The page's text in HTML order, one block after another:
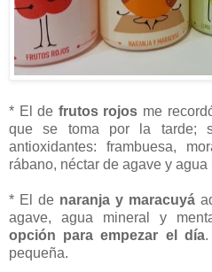
* El de frutos rojos me
que se toma por la tarde;
antioxidantes: frambuesa,
rábano, néctar de agave y agua
* El de naranja y maracuyá
agave, agua mineral y
opción para empezar el día.
pequeña.